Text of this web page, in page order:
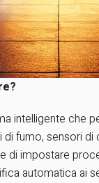
intelligente che
fumo, sensori
impostare
automatica ai